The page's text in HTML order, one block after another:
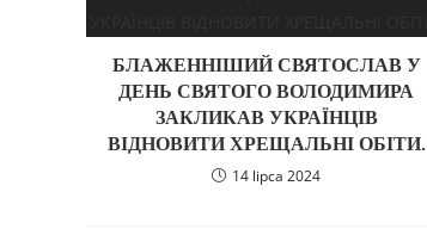
БЛАЖЕННІШИЙ СВЯТОСЛАВ У
ДЕНЬ СВЯТОГО ВОЛОДИМИРА
ЗАКЛИКАВ УКРАЇНЦІВ
ВІДНОВИТИ ХРЕЩАЛЬНІ ОБІТИ.
14 lipca 2024